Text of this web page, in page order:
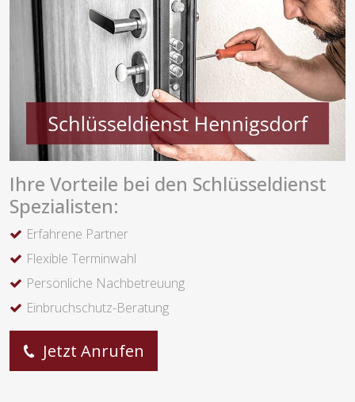
Ihre Vorteile bei den Schlüsseldienst
Spezialisten:
Erfahrene Partner
Flexible Terminwahl
Persönliche Nachbetreuung
Einbruchschutz-Beratung
Jetzt Anrufen